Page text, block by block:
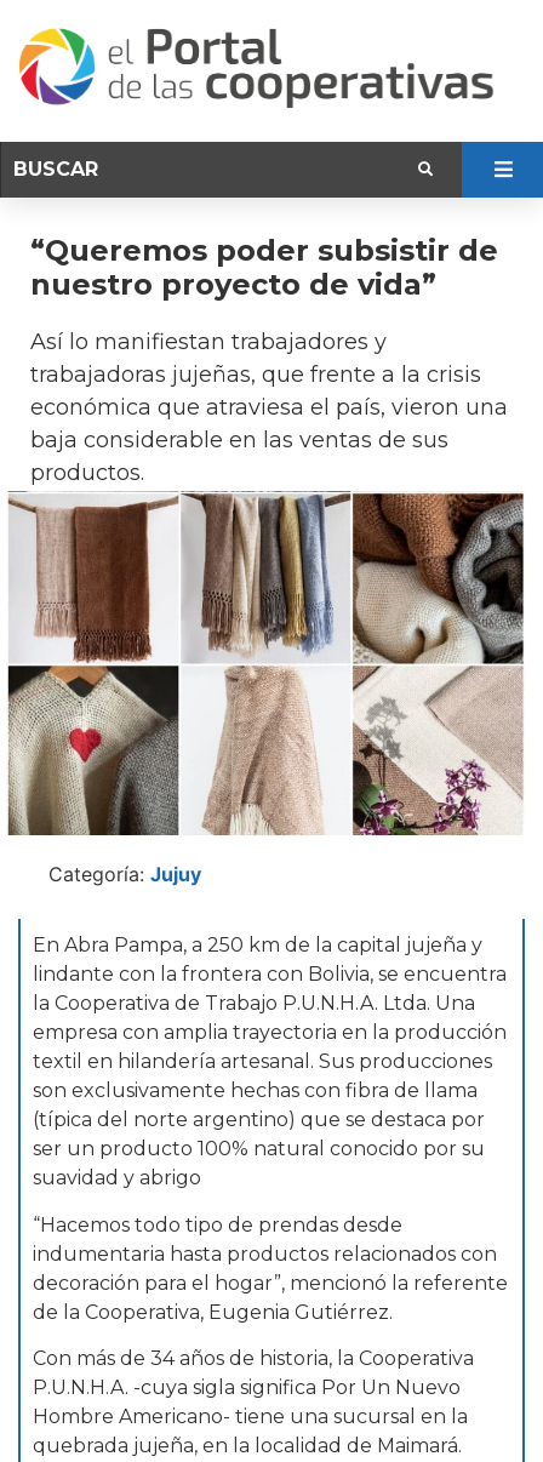
“Queremos poder subsistir de
nuestro proyecto de vida”
Así lo manifiestan trabajadores y
trabajadoras jujeñas, que frente a la crisis
económica que atraviesa el país, vieron una
baja considerable en las ventas de sus
productos.
Categoría: Jujuy
En Abra Pampa, a 250 km de la capital jujeña y
lindante con la frontera con Bolivia, se encuentra
la Cooperativa de Trabajo P.U.N.H.A. Ltda. Una
empresa con amplia trayectoria en la producción
textil en hilandería artesanal. Sus producciones
son exclusivamente hechas con fibra de llama
(típica del norte argentino) que se destaca por
ser un producto 100% natural conocido por su
suavidad y abrigo
“Hacemos todo tipo de prendas desde
indumentaria hasta productos relacionados con
decoración para el hogar”, mencionó la referente
de la Cooperativa, Eugenia Gutiérrez.
Con más de 34 años de historia, la Cooperativa
P.U.N.H.A. -cuya sigla significa Por Un Nuevo
Hombre Americano- tiene una sucursal en la
quebrada jujeña, en la localidad de Maimará.